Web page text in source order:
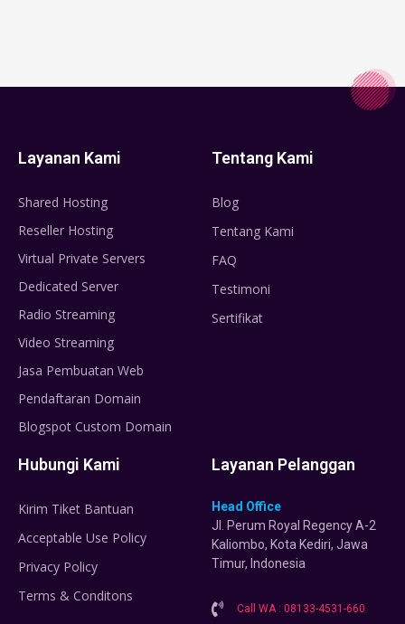
Layanan Kami
Shared Hosting
Reseller Hosting
Virtual Private Servers
Dedicated Server
Radio Streaming
Video Streaming
Jasa Pembuatan Web
Pendaftaran Domain
Blogspot Custom Domain
Tentang Kami
Blog
Tentang Kami
FAQ
Testimoni
Sertifikat
Hubungi Kami
Kirim Tiket Bantuan
Acceptable Use Policy
Privacy Policy
Terms & Conditons
Layanan Pelanggan
Head Office
Jl. Perum Royal Regency A-2
Kaliombo, Kota Kediri, Jawa
Timur, Indonesia
Call WA : 08133-4531-660